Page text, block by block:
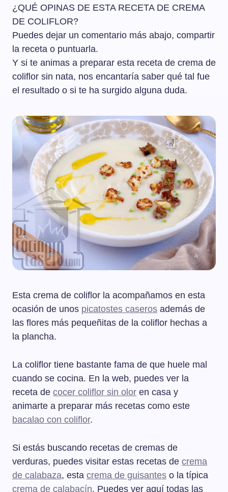
¿QUÉ OPINAS DE ESTA RECETA DE CREMA
DE COLIFLOR?
Puedes dejar un comentario más abajo, compartir
la receta o puntuarla.
Y si te animas a preparar esta receta de crema de
coliflor sin nata, nos encantaría saber qué tal fue
el resultado o si te ha surgido alguna duda.
Esta crema de coliflor la acompañamos en esta
ocasión de unos picatostes caseros además de
las flores más pequeñitas de la coliflor hechas a
la plancha.
La coliflor tiene bastante fama de que huele mal
cuando se cocina. En la web, puedes ver la
receta de cocer coliflor sin olor en casa y
animarte a preparar más recetas como este
bacalao con coliflor.
Si estás buscando recetas de cremas de
verduras, puedes visitar estas recetas de crema
de calabaza, esta crema de guisantes o la típica
crema de calabacín. Puedes ver aquí todas las